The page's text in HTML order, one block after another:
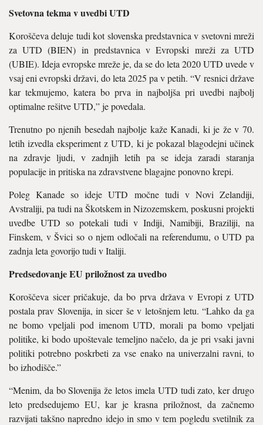
Svetovna tekma v uvedbi UTD
Koroščeva deluje tudi kot slovenska predstavnica v svetovni mreži
za UTD (BIEN) in predstavnica v Evropski mreži za UTD
(UBIE). Ideja evropske mreže je, da se do leta 2020 UTD uvede v
vsaj eni evropski državi, do leta 2025 pa v petih. “V resnici države
kar tekmujemo, katera bo prva in najboljša pri uvedbi najbolj
optimalne rešitve UTD,” je povedala.
Trenutno po njenih besedah najbolje kaže Kanadi, ki je že v 70.
letih izvedla eksperiment z UTD, ki je pokazal blagodejni učinek
na zdravje ljudi, v zadnjih letih pa se ideja zaradi staranja
populacije in pritiska na zdravstvene blagajne ponovno krepi.
Poleg Kanade so ideje UTD močne tudi v Novi Zelandiji,
Avstraliji, pa tudi na Škotskem in Nizozemskem, poskusni projekti
uvedbe UTD so potekali tudi v Indiji, Namibiji, Braziliji, na
Finskem, v Švici so o njem odločali na referendumu, o UTD pa
zadnja leta govorijo tudi v Italiji.
Predsedovanje EU priložnost za uvedbo
Koroščeva sicer pričakuje, da bo prva država v Evropi z UTD
postala prav Slovenija, in sicer še v letošnjem letu. “Lahko da ga
ne bomo vpeljali pod imenom UTD, morali pa bomo vpeljati
politike, ki bodo upoštevale temeljno načelo, da je pri vsaki javni
politiki potrebno poskrbeti za vse enako na univerzalni ravni, to
bo izhodišče.”
“Menim, da bo Slovenija že letos imela UTD tudi zato, ker drugo
leto predsedujemo EU, kar je krasna priložnost, da začnemo
razvijati takšno napredno idejo in smo v tem pogledu svetilnik za